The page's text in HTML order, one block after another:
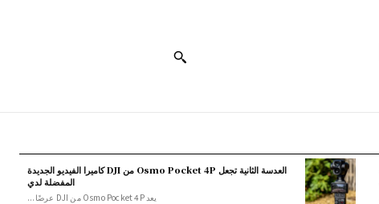
العدسة الثانية تجعل Osmo Pocket 4P من DJI كاميرا الفيديو الجديدة
المفضلة لدي
يعد Osmo Pocket 4P من DJI عرضًا...